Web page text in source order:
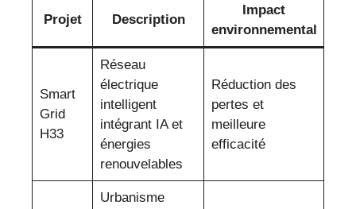
Projet Description
Impact
environnemental
Smart
Grid
H33
Réseau
électrique
intelligent
intégrant IA et
énergies
renouvelables
Réduction des
pertes et
meilleure
efficacité
Urbanisme